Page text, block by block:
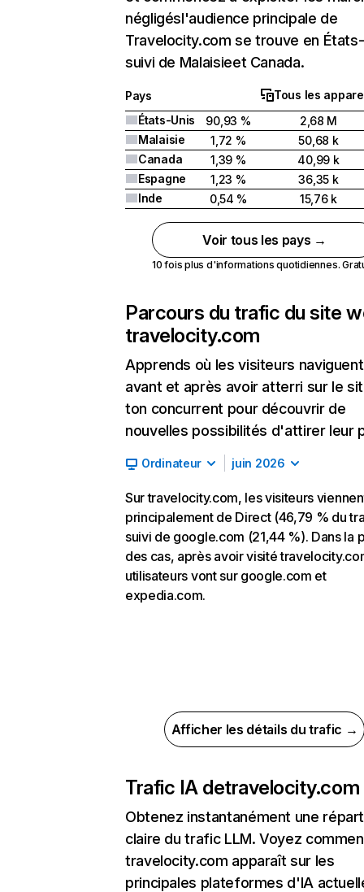
négligésl'audience principale de
Travelocity.com se trouve en
suivi de Malaisieet Canada.
Pays
Tous les
États-Unis
90,93 %
2,68 M
Malaisie
1,72 %
50,68 k
Canada
1,39 %
40,99 k
Espagne
1,23 %
36,35 k
Inde
0,54 % 15,76 k
Voir tous les pays →
10 fois plus d'informations quotidiennes.
Parcours du trafic du site
travelocity.com
Apprends où les visiteurs naviguent
avant et après avoir atterri sur le
ton concurrent pour découvrir de
nouvelles possibilités d'attirer leur
Ordinateur juin 2026
Sur travelocity.com, les visiteurs
principalement de Direct (46,79 % du
suivi de google.com (21,44 %). Dans la
des cas, après avoir visité
utilisateurs vont sur google.com et
expedia.com.
Afficher les détails du trafic →
Trafic IA detravelocity.com
Obtenez instantanément une
claire du trafic LLM. Voyez
travelocity.com apparaît sur les
principales plateformes d'IA